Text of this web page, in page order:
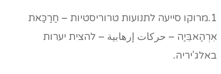
1.מרוקו סייעה לתנועות טרוריסטיות – חַרַכַּאת
אִרְהַאבִּיַה – حركات إرهابية – להצית יערות
באלג'יריה.